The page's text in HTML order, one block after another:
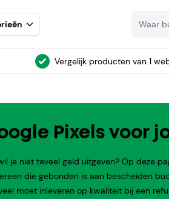
Vergelijk producten van 1
Pixels voor
je niet teveel geld uitgeven? Op deze
die gebonden is aan bescheiden
moet inleveren op kwaliteit bij een